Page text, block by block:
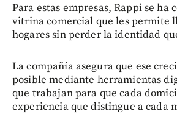
Para estas empresas, Rappi se ha
vitrina comercial que les permite
hogares sin perder la identidad
La compañía asegura que ese
posible mediante herramientas
que trabajan para que cada
experiencia que distingue a cada